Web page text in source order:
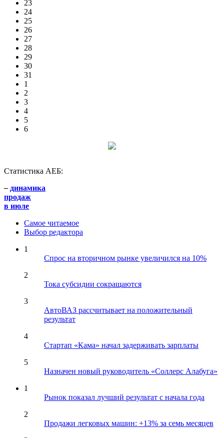
23
24
25
26
27
28
29
30
31
1
2
3
4
5
6
Статистика АЕБ:
– динамика
продаж
в июле
Самое читаемое
Выбор редактора
1
Спрос на вторичном рынке увеличился на 10%
2
Тока субсидии сокращаются
3
АвтоВАЗ рассчитывает на положительный
результат
4
Стартап «Кама» начал задерживать зарплаты
5
Назначен новый руководитель «Соллерс Алабуга»
1
Рынок показал лучший результат с начала года
2
Продажи легковых машин: +13% за семь месяцев